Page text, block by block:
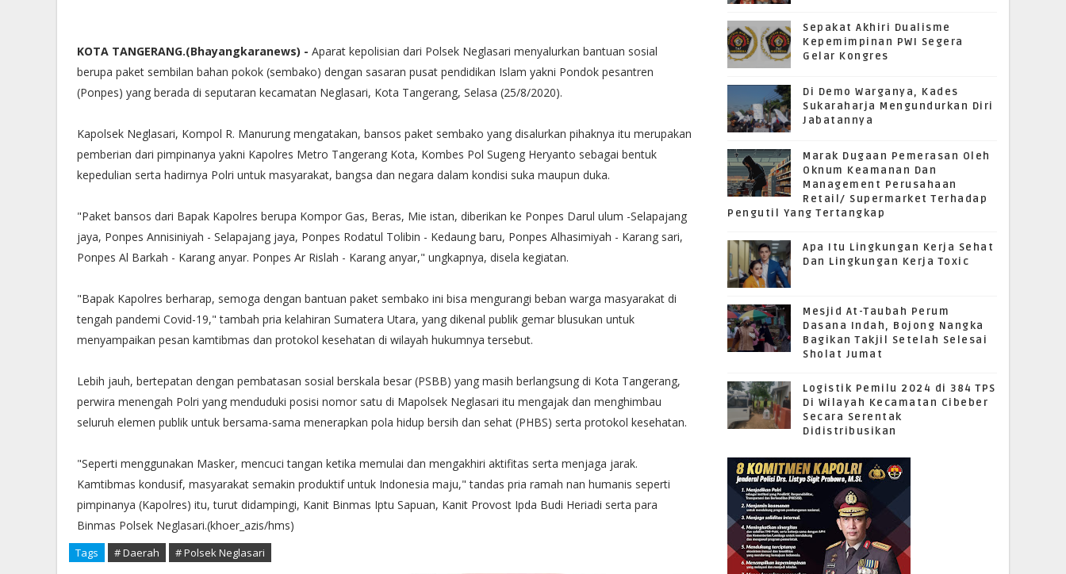
KOTA TANGERANG.(Bhayangkaranews) - Aparat kepolisian dari Polsek Neglasari menyalurkan bantuan sosial
berupa paket sembilan bahan pokok (sembako) dengan sasaran pusat pendidikan Islam yakni Pondok pesantren
(Ponpes) yang berada di seputaran kecamatan Neglasari, Kota Tangerang, Selasa (25/8/2020).
Kapolsek Neglasari, Kompol R. Manurung mengatakan, bansos paket sembako yang disalurkan pihaknya itu merupakan
pemberian dari pimpinanya yakni Kapolres Metro Tangerang Kota, Kombes Pol Sugeng Heryanto sebagai bentuk
kepedulian serta hadirnya Polri untuk masyarakat, bangsa dan negara dalam kondisi suka maupun duka.
"Paket bansos dari Bapak Kapolres berupa Kompor Gas, Beras, Mie istan, diberikan ke Ponpes Darul ulum -Selapajang
jaya, Ponpes Annisiniyah - Selapajang jaya, Ponpes Rodatul Tolibin - Kedaung baru, Ponpes Alhasimiyah - Karang sari,
Ponpes Al Barkah - Karang anyar. Ponpes Ar Rislah - Karang anyar," ungkapnya, disela kegiatan.
"Bapak Kapolres berharap, semoga dengan bantuan paket sembako ini bisa mengurangi beban warga masyarakat di
tengah pandemi Covid-19," tambah pria kelahiran Sumatera Utara, yang dikenal publik gemar blusukan untuk
menyampaikan pesan kamtibmas dan protokol kesehatan di wilayah hukumnya tersebut.
Lebih jauh, bertepatan dengan pembatasan sosial berskala besar (PSBB) yang masih berlangsung di Kota Tangerang,
perwira menengah Polri yang menduduki posisi nomor satu di Mapolsek Neglasari itu mengajak dan menghimbau
seluruh elemen publik untuk bersama-sama menerapkan pola hidup bersih dan sehat (PHBS) serta protokol kesehatan.
"Seperti menggunakan Masker, mencuci tangan ketika memulai dan mengakhiri aktifitas serta menjaga jarak.
Kamtibmas kondusif, masyarakat semakin produktif untuk Indonesia maju," tandas pria ramah nan humanis seperti
pimpinanya (Kapolres) itu, turut didampingi, Kanit Binmas Iptu Sapuan, Kanit Provost Ipda Budi Heriadi serta para
Binmas Polsek Neglasari.(khoer_azis/hms)
Tags # Daerah # Polsek Neglasari
Sepakat Akhiri Dualisme
Kepemimpinan PWI Segera
Gelar Kongres
Di Demo Warganya, Kades
Sukaraharja Mengundurkan Diri
Jabatannya
Marak Dugaan Pemerasan Oleh
Oknum Keamanan Dan
Management Perusahaan
Retail/ Supermarket Terhadap
Pengutil Yang Tertangkap
Apa Itu Lingkungan Kerja Sehat
Dan Lingkungan Kerja Toxic
Mesjid At-Taubah Perum
Dasana Indah, Bojong Nangka
Bagikan Takjil Setelah Selesai
Sholat Jumat
Logistik Pemilu 2024 di 384 TPS
Di Wilayah Kecamatan Cibeber
Secara Serentak
Didistribusikan